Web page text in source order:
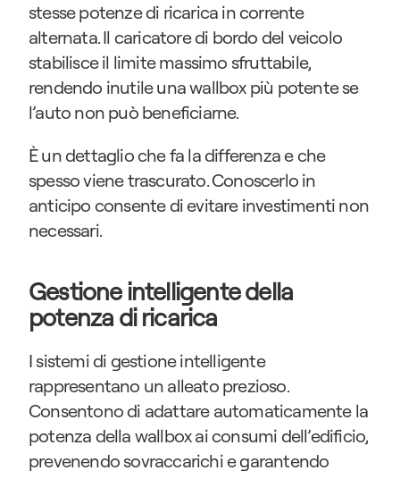
stesse potenze di ricarica in corrente
alternata. Il caricatore di bordo del veicolo
stabilisce il limite massimo sfruttabile,
rendendo inutile una wallbox più potente se
l’auto non può beneficiarne.
È un dettaglio che fa la differenza e che
spesso viene trascurato. Conoscerlo in
anticipo consente di evitare investimenti non
necessari.
Gestione intelligente della
potenza di ricarica
I sistemi di gestione intelligente
rappresentano un alleato prezioso.
Consentono di adattare automaticamente la
potenza della wallbox ai consumi dell’edificio,
prevenendo sovraccarichi e garantendo